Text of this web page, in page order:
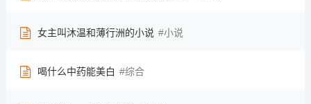
女主叫沐温和薄行洲的小说 小说
喝什么中药能美白 综合